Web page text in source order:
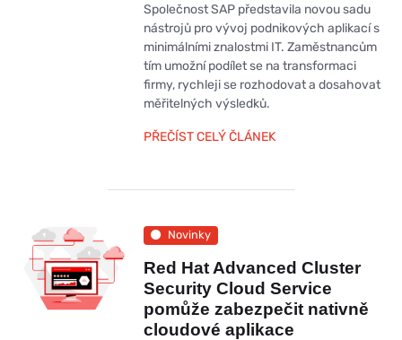
Společnost SAP představila novou sadu
nástrojů pro vývoj podnikových aplikací s
minimálními znalostmi IT. Zaměstnancům
tím umožní podílet se na transformaci
firmy, rychleji se rozhodovat a dosahovat
měřitelných výsledků.
PŘEČÍST CELÝ ČLÁNEK
Novinky
Red Hat Advanced Cluster
Security Cloud Service
pomůže zabezpečit nativně
cloudové aplikace